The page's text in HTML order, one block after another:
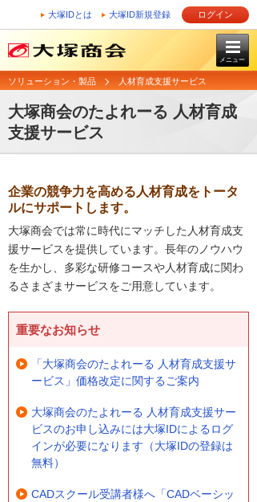
大塚IDとは 大塚ID新規登録 ログイン
メニュー
ソリューション・製品 人材育成支援サービス
大塚商会のたよれーる 人材育成
支援サービス
企業の競争力を高める人材育成をトータ
ルにサポートします。
大塚商会では常に時代にマッチした人材育成支
援サービスを提供しています。長年のノウハウ
を生かし、多彩な研修コースや人材育成に関わ
るさまざまサービスをご用意しています。
重要なお知らせ
「大塚商会のたよれーる 人材育成支援サ
ービス」価格改定に関するご案内
大塚商会のたよれーる 人材育成支援サー
ビスのお申し込みには大塚IDによるログ
インが必要になります（大塚IDの登録は
無料）
CADスクール受講者様へ「CADベーシッ